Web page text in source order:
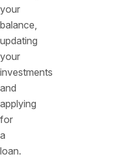
your
balance,
updating
your
investments
and
applying
for
a
loan.